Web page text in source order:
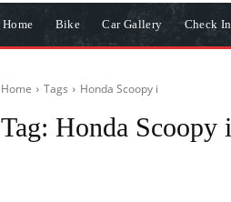
Home Bike Car Gallery Check In
Home Tags Honda Scoopy i
Tag: Honda Scoopy i